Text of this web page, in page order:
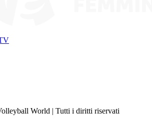
World | Tutti i diritti riservati